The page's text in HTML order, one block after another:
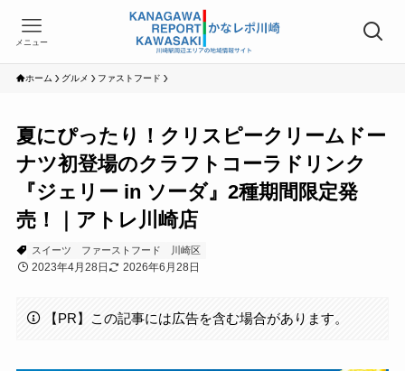
メニュー
ホーム グルメ ファストフード
夏にぴったり！クリスピークリームドー
ナツ初登場のクラフトコーラドリンク
『ジェリー in ソーダ』2種期間限定発
売！｜アトレ川崎店
スイーツ ファーストフード 川崎区
2023年4月28日 2026年6月28日
【PR】この記事には広告を含む場合があります。